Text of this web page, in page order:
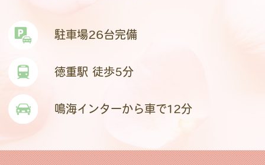
駐車場26台完備
徳重駅 徒歩5分
鳴海インターから車で12分